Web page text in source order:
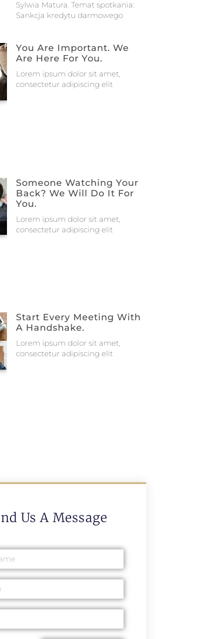
Sylwia Matura. Temat spotkania:
Sankcja kredytu darmowego
You Are Important. We
Are Here For You.
Lorem ipsum dolor sit amet,
consectetur adipiscing elit
Someone Watching Your
Back? We Will Do It For
You.
Lorem ipsum dolor sit amet,
consectetur adipiscing elit
Start Every Meeting With
A Handshake.
Lorem ipsum dolor sit amet,
consectetur adipiscing elit
Us A Message